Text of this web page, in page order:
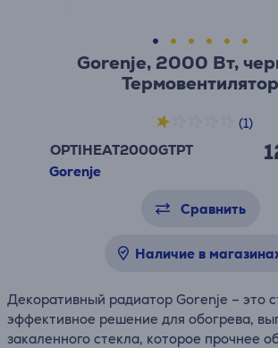
Gorenje, 2000 Вт,
Термовентилятор
OPTIHEAT2000GTPT
Gorenje
(1)
Сравнить
Наличие в
Декоративный радиатор Gorenje – это
эффективное решение для обогрева,
закаленного стекла, которое прочнее